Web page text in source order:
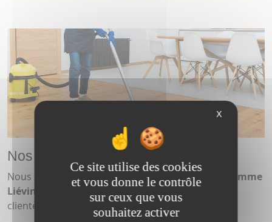
Nos différents services
Nous intervenons dans de
nombreux secteurs comme
Liévin, Arras, Lens, Béthune,
clientèle :
X
Ce site utilise des cookies
et vous donne le contrôle
sur ceux que vous
souhaitez activer